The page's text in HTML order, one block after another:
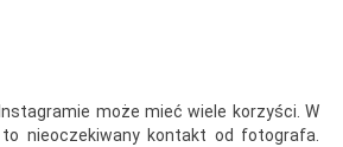
może mieć wiele korzyści. W
nieoczekiwany kontakt od fotografa.